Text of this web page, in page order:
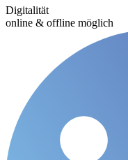
Digitalität
online & offline möglich